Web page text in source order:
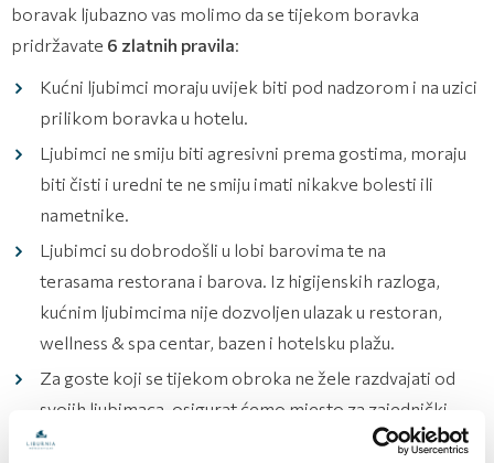
boravak ljubazno vas molimo da se tijekom boravka
pridržavate 6 zlatnih pravila:
Kućni ljubimci moraju uvijek biti pod nadzorom i na uzici
prilikom boravka u hotelu.
Ljubimci ne smiju biti agresivni prema gostima, moraju
biti čisti i uredni te ne smiju imati nikakve bolesti ili
nametnike.
Ljubimci su dobrodošli u lobi barovima te na
terasama restorana i barova. Iz higijenskih razloga,
kućnim ljubimcima nije dozvoljen ulazak u restoran,
wellness & spa centar, bazen i hotelsku plažu.
Za goste koji se tijekom obroka ne žele razdvajati od
svojih ljubimaca, osigurat ćemo mjesto za zajednički
obrok.